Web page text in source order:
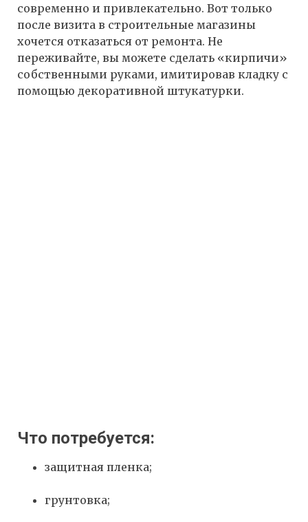
современно и привлекательно. Вот только
после визита в строительные магазины
хочется отказаться от ремонта. Не
переживайте, вы можете сделать «кирпичи»
собственными руками, имитировав кладку с
помощью декоративной штукатурки.
Что потребуется:
защитная пленка;
грунтовка;